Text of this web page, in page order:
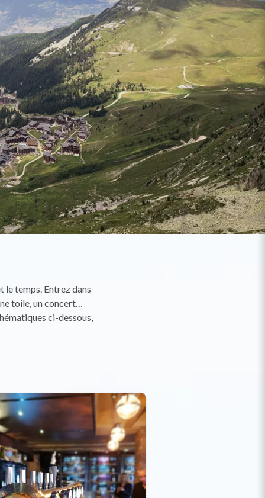
le temps. Entrez dans
toile, un concert…
ci-dessous,